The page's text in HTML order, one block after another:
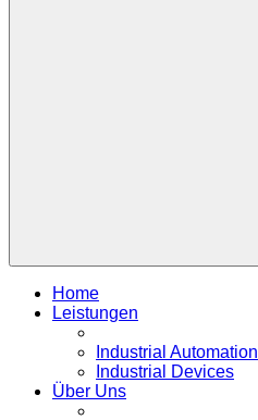
Home
Leistungen
Industrial Automation
Industrial Devices
Über Uns